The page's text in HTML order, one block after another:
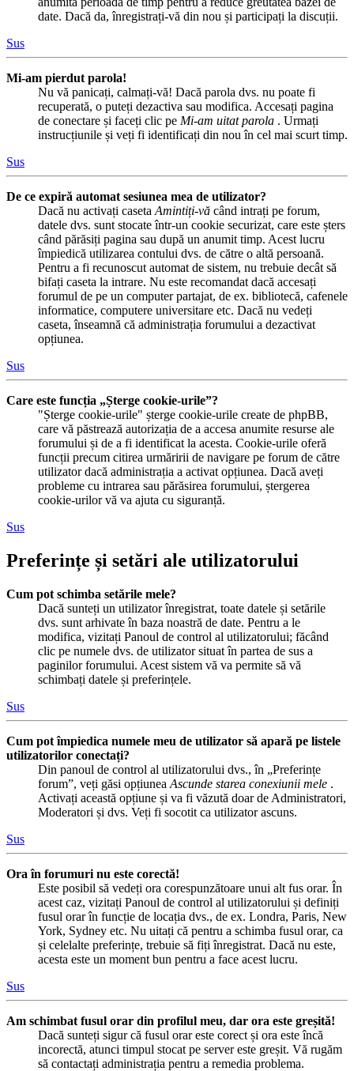
date. Dacă da, înregistrați-vă din nou și participați la discuții.
Sus
Mi-am pierdut parola!
Nu vă panicați, calmați-vă! Dacă parola dvs. nu poate fi
recuperată, o puteți dezactiva sau modifica. Accesați pagina
de conectare și faceți clic pe Mi-am uitat parola . Urmați
instrucțiunile și veți fi identificați din nou în cel mai scurt timp.
Sus
De ce expiră automat sesiunea mea de utilizator?
Dacă nu activați caseta Amintiți-vă când intrați pe forum,
datele dvs. sunt stocate într-un cookie securizat, care este șters
când părăsiți pagina sau după un anumit timp. Acest lucru
împiedică utilizarea contului dvs. de către o altă persoană.
Pentru a fi recunoscut automat de sistem, nu trebuie decât să
bifați caseta la intrare. Nu este recomandat dacă accesați
forumul de pe un computer partajat, de ex. bibliotecă, cafenele
informatice, computere universitare etc. Dacă nu vedeți
caseta, înseamnă că administrația forumului a dezactivat
opțiunea.
Sus
Care este funcția „Șterge cookie-urile”?
"Șterge cookie-urile" șterge cookie-urile create de phpBB,
care vă păstrează autorizația de a accesa anumite resurse ale
forumului și de a fi identificat la acesta. Cookie-urile oferă
funcții precum citirea urmăririi de navigare pe forum de către
utilizator dacă administrația a activat opțiunea. Dacă aveți
probleme cu intrarea sau părăsirea forumului, ștergerea
cookie-urilor vă va ajuta cu siguranță.
Sus
Preferințe și setări ale utilizatorului
Cum pot schimba setările mele?
Dacă sunteți un utilizator înregistrat, toate datele și setările
dvs. sunt arhivate în baza noastră de date. Pentru a le
modifica, vizitați Panoul de control al utilizatorului; făcând
clic pe numele dvs. de utilizator situat în partea de sus a
paginilor forumului. Acest sistem vă va permite să vă
schimbați datele și preferințele.
Sus
Cum pot împiedica numele meu de utilizator să apară pe listele
utilizatorilor conectați?
Din panoul de control al utilizatorului dvs., în „Preferințe
forum”, veți găsi opțiunea Ascunde starea conexiunii mele .
Activați această opțiune și va fi văzută doar de Administratori,
Moderatori și dvs. Veți fi socotit ca utilizator ascuns.
Sus
Ora în forumuri nu este corectă!
Este posibil să vedeți ora corespunzătoare unui alt fus orar. În
acest caz, vizitați Panoul de control al utilizatorului și definiți
fusul orar în funcție de locația dvs., de ex. Londra, Paris, New
York, Sydney etc. Nu uitați că pentru a schimba fusul orar, ca
și celelalte preferințe, trebuie să fiți înregistrat. Dacă nu este,
acesta este un moment bun pentru a face acest lucru.
Sus
Am schimbat fusul orar din profilul meu, dar ora este greșită!
Dacă sunteți sigur că fusul orar este corect și ora este încă
incorectă, atunci timpul stocat pe server este greșit. Vă rugăm
să contactați administrația pentru a remedia problema.